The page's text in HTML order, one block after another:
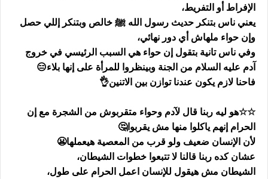
الإفراط أو التفريط،
يعني ناس بتنكر حديث رسول الله ﷺ خالص وبتنكر إللي حصل
وإن حواء ملهاش أي دور نهائي،
وفي ناس تانية بتقول إن حواء هي السبب الرئيسي في خروج
آدم عليه السلام من الجنة وبينظروا للمرأة على إنها بلاء😑
فاحنا لازم يكون عندنا توازن بين الاتنين👌
☆☆هو ليه ربنا قال لآدم وحواء متقربوش من الشجرة مع إن
الحرام إنهم ياكلوا منها مش يقربوا🤔
لأن الإنسان ضعيف ولو قرب من المعصية هيعملها😬
عشان كده ربنا قالنا لا تتبعوا خطوات الشيطان،
الشيطان مش هيقول للإنسان اعمل الحرام على طول،